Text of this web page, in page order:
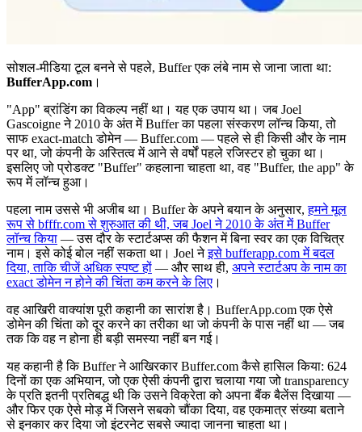
सोशल-मीडिया टूल बनने से पहले, Buffer एक लंबे नाम से जाना जाता था:
BufferApp.com ।
"App" ब्रांडिंग का विकल्प नहीं था। यह एक उपाय था। जब Joel
Gascoigne ने 2010 के अंत में Buffer का पहला संस्करण लॉन्च किया, तो
साफ exact-match डोमेन — Buffer.com — पहले से ही किसी और के नाम
पर था, जो कंपनी के अस्तित्व में आने से वर्षों पहले रजिस्टर हो चुका था।
इसलिए जो प्रोडक्ट "Buffer" कहलाना चाहता था, वह "Buffer, the app" के
रूप में लॉन्च हुआ।
पहला नाम उससे भी अजीब था। Buffer के अपने बयान के अनुसार,हमने मूल
रूप से bfffr.com से शुरुआत की थी, जब Joel ने 2010 के अंत में Buffer
लॉन्च किया — उस दौर के स्टार्टअप्स की फैशन में बिना स्वर का एक विचित्र
नाम। इसे कोई बोल नहीं सकता था। Joel नेइसे bufferapp.com में बदल
दिया, ताकि चीजें अधिक स्पष्ट हों — और साथ ही, अपने स्टार्टअप के नाम का
exact डोमेन न होने की चिंता कम करने के लिए ।
वह आखिरी वाक्यांश पूरी कहानी का सारांश है। BufferApp.com एक ऐसे
डोमेन की चिंता को दूर करने का तरीका था जो कंपनी के पास नहीं था — जब
तक कि वह न होना ही बड़ी समस्या नहीं बन गई।
यह कहानी है कि Buffer ने आखिरकार Buffer.com कैसे हासिल किया: 624
दिनों का एक अभियान, जो एक ऐसी कंपनी द्वारा चलाया गया जो transparency
के प्रति इतनी प्रतिबद्ध थी कि उसने विक्रेता को अपना बैंक बैलेंस दिखाया —
और फिर एक ऐसे मोड़ में जिसने सबको चौंका दिया, वह एकमात्र संख्या बताने
से इनकार कर दिया जो इंटरनेट सबसे ज्यादा जानना चाहता था।